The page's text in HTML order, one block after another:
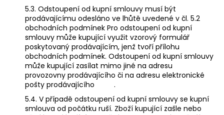
5.3. Odstoupení od kupní smlouvy musí být
prodávajícímu odesláno ve lhůtě uvedené v čl. 5.2
obchodních podmínek Pro odstoupení od kupní
smlouvy může kupující využit vzorový formulář
poskytovaný prodávajícím, jenž tvoří přílohu
obchodních podmínek. Odstoupení od kupní smlouvy
může kupující zasílat mimo jiné na adresu
provozovny prodávajícího či na adresu elektronické
pošty prodávajícího .
5.4. V případě odstoupení od kupní smlouvy se kupní
smlouva od počátku ruší. Zboží kupující zašle nebo